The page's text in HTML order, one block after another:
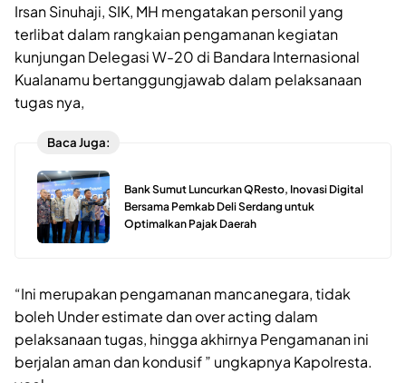
Irsan Sinuhaji, SIK, MH mengatakan personil yang
terlibat dalam rangkaian pengamanan kegiatan
kunjungan Delegasi W-20 di Bandara Internasional
Kualanamu bertanggungjawab dalam pelaksanaan
tugas nya,
Baca Juga:
Bank Sumut Luncurkan QResto, Inovasi Digital
Bersama Pemkab Deli Serdang untuk
Optimalkan Pajak Daerah
“Ini merupakan pengamanan mancanegara, tidak
boleh Under estimate dan over acting dalam
pelaksanaan tugas, hingga akhirnya Pengamanan ini
berjalan aman dan kondusif ” ungkapnya Kapolresta.